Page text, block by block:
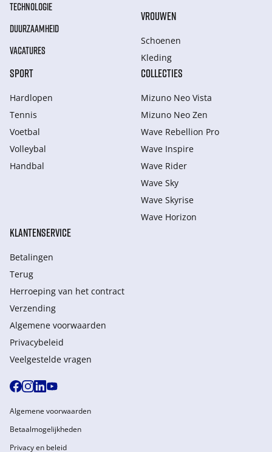
TECHNOLOGIE
DUURZAAMHEID
VACATURES
VROUWEN
Schoenen
Kleding
SPORT
Hardlopen
Tennis
Voetbal
Volleybal
Handbal
COLLECTIES
Mizuno Neo Vista
Mizuno Neo Zen
Wave Rebellion Pro
Wave Inspire
Wave Rider
Wave Sky
Wave Skyrise
Wave Horizon
KLANTENSERVICE
Betalingen
Terug
Herroeping van het contract
Verzending
Algemene voorwaarden
Privacybeleid
Veelgestelde vragen
Algemene voorwaarden
Betaalmogelijkheden
Privacy en beleid